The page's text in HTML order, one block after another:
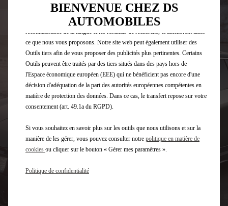
BIENVENUE CHEZ DS
AUTOMOBILES
sécurité, la gestion du réseau et l’accessibilité. Les Outils améliorent la
convivialité et les performances grâce à diverses fonctionnalités telles que la
reconnaissance de la langue et les résultats de recherche, et améliorent ainsi
ce que nous vous proposons. Notre site web peut également utiliser des
Outils tiers afin de vous proposer des publicités plus pertinentes. Certains
Outils peuvent être traités par des tiers situés dans des pays hors de
l'Espace économique européen (EEE) qui ne bénéficient pas encore d'une
décision d'adéquation de la part des autorités européennes compétentes en
matière de protection des données. Dans ce cas, le transfert repose sur votre
consentement (art. 49.1a du RGPD).
Si vous souhaitez en savoir plus sur les outils que nous utilisons et sur la
manière de les gérer, vous pouvez consulter notre politique en matière de
cookies ou cliquer sur le bouton « Gérer mes paramètres ».
Politique de confidentialité